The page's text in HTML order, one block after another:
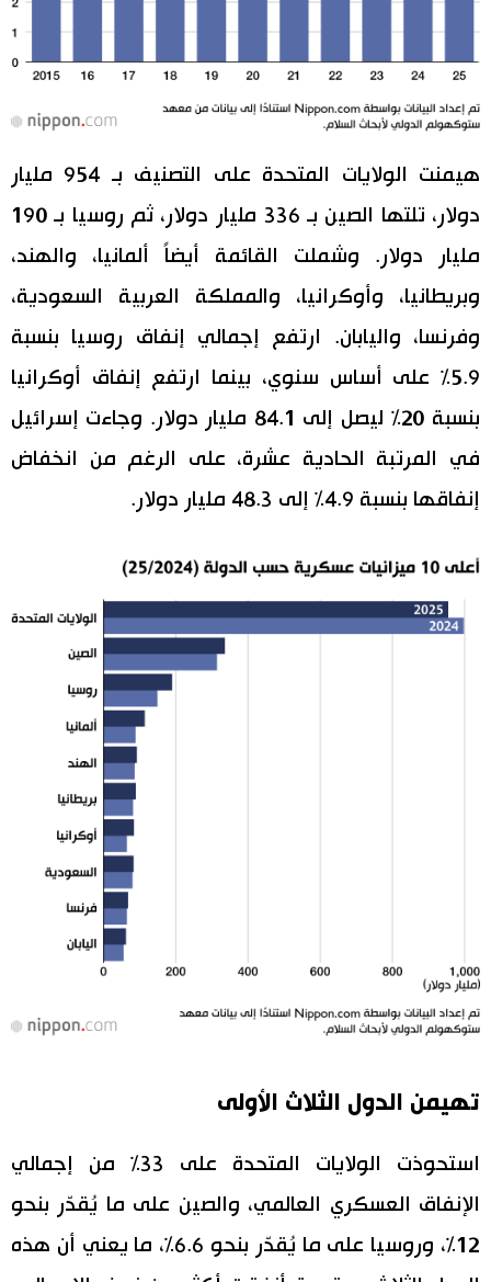
هيمنت الولايات المتحدة على التصنيف بـ 954 مليار
دولار، تلتها الصين بـ 336 مليار دولار، ثم روسيا بـ 190
مليار دولار. وشملت القائمة أيضاً ألمانيا، والهند،
وبريطانيا، وأوكرانيا، والمملكة العربية السعودية،
وفرنسا، واليابان. ارتفع إجمالي إنفاق روسيا بنسبة
5.9% على أساس سنوي، بينما ارتفع إنفاق أوكرانيا
بنسبة 20% ليصل إلى 84.1 مليار دولار. وجاءت إسرائيل
في المرتبة الحادية عشرة، على الرغم من انخفاض
إنفاقها بنسبة 4.9% إلى 48.3 مليار دولار.
تهيمن الدول الثلاث الأولى
استحوذت الولايات المتحدة على 33% من إجمالي
الإنفاق العسكري العالمي، والصين على ما يُقدّر بنحو
12%، وروسيا على ما يُقدّر بنحو 6.6%، ما يعني أن هذه